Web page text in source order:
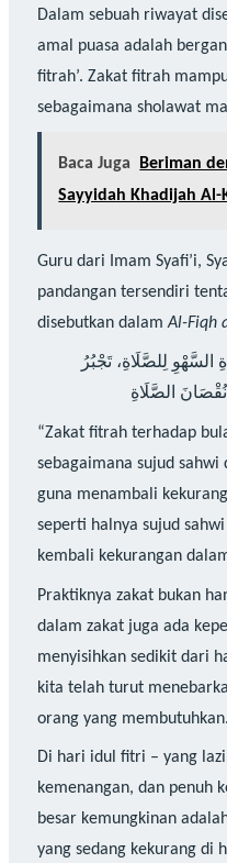
Dalam sebuah riwayat
amal puasa adalah
fitrah’. Zakat fitrah
sebagaimana sholawat
Baca Juga
Beriman
Sayyidah Khadijah Al-
Guru dari Imam Syafi’i,
pandangan tersendiri
disebutkan dalamAl-Fiqh
لِلصَّلَاةِ، تَجْبُرُ
الصَّلَاةِ
“Zakat fitrah terhadap
sebagaimana sujud
guna menambali
seperti halnya sujud
kembali kekurangan
Praktiknya zakat bukan
dalam zakat juga ada
menyisihkan sedikit dari
kita telah turut
orang yang membutuhkan.
Di hari idul fitri – yang
kemenangan, dan penuh
besar kemungkinan
yang sedang kekurang di